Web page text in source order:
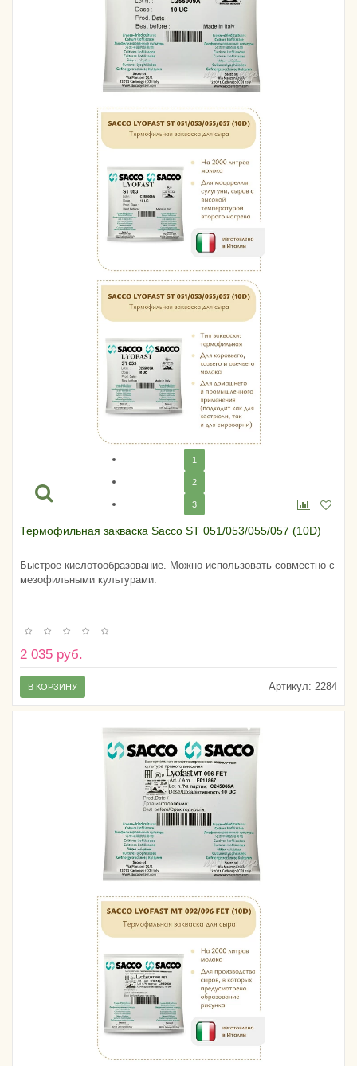
1
2
3
Термофильная закваска Sacco ST 051/053/055/057 (10D)
Быстрое кислотообразование. Можно использовать совместно с
мезофильными культурами.
2 035 руб.
Артикул: 2284
В КОРЗИНУ